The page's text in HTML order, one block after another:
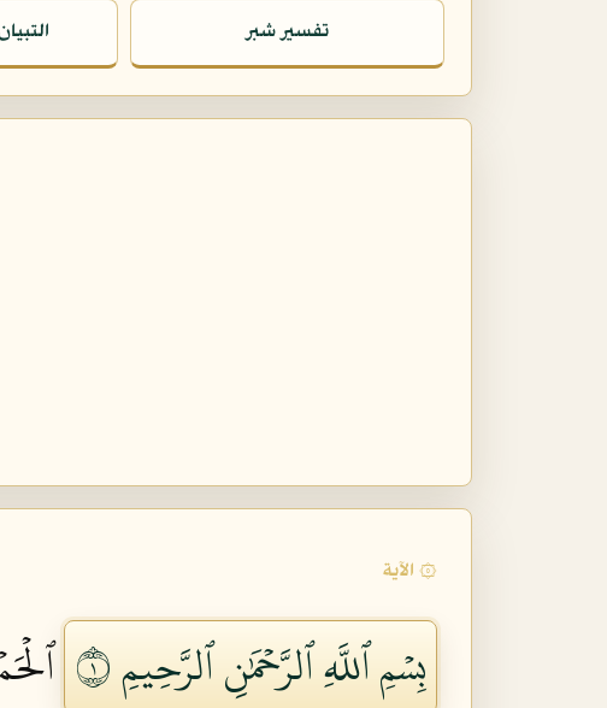
تفسير شبر
۞ الآية
بِسۡمِ ٱللَّهِ ٱلرَّحۡمَٰنِ ٱلرَّحِيمِ ١